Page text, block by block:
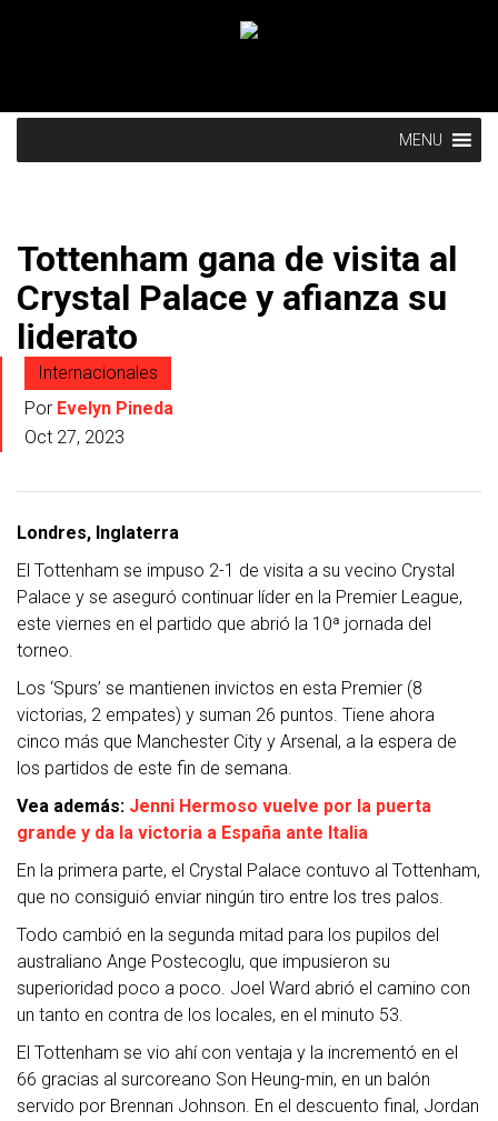
MENU
Tottenham gana de visita al
Crystal Palace y afianza su
liderato
Internacionales
Por Evelyn Pineda
Oct 27, 2023
Londres, Inglaterra
El Tottenham se impuso 2-1 de visita a su vecino Crystal
Palace y se aseguró continuar líder en la Premier League,
este viernes en el partido que abrió la 10ª jornada del
torneo.
Los ‘Spurs’ se mantienen invictos en esta Premier (8
victorias, 2 empates) y suman 26 puntos. Tiene ahora
cinco más que Manchester City y Arsenal, a la espera de
los partidos de este fin de semana.
Vea además: Jenni Hermoso vuelve por la puerta
grande y da la victoria a España ante Italia
En la primera parte, el Crystal Palace contuvo al Tottenham,
que no consiguió enviar ningún tiro entre los tres palos.
Todo cambió en la segunda mitad para los pupilos del
australiano Ange Postecoglu, que impusieron su
superioridad poco a poco. Joel Ward abrió el camino con
un tanto en contra de los locales, en el minuto 53.
El Tottenham se vio ahí con ventaja y la incrementó en el
66 gracias al surcoreano Son Heung-min, en un balón
servido por Brennan Johnson. En el descuento final, Jordan